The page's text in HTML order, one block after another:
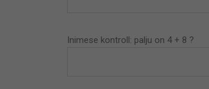
Inimese kontroll: palju on 4 + 8 ?